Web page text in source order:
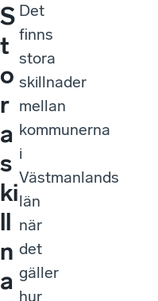
S
t
o
r
a
s
ki
ll
n
a
Det
finns
stora
skillnader
mellan
kommunerna
i
Västmanlands
län
när
det
gäller
hur